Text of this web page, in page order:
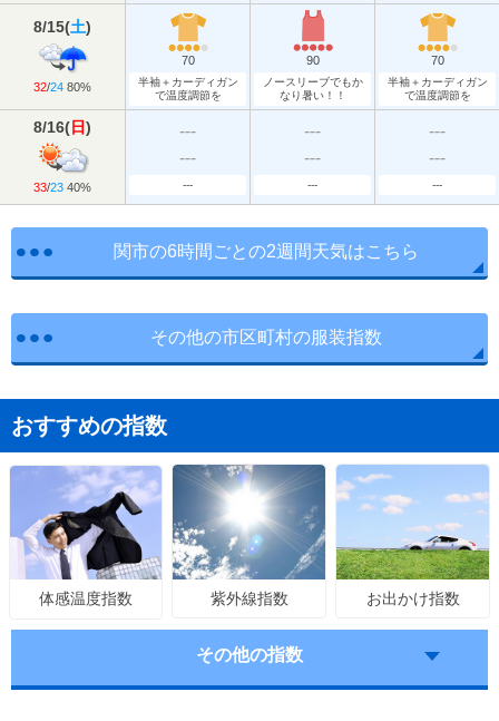
8/15(土)
32/24 80%
70
半袖＋カーディガン
で温度調節を
90
ノースリーブでもか
なり暑い！！
70
半袖＋カーディガン
で温度調節を
8/16(日)
33/23 40%
---
---
---
---
---
---
---
---
---
関市の6時間ごとの2週間天気はこちら
その他の市区町村の服装指数
おすすめの指数
体感温度指数 紫外線指数 お出かけ指数
その他の指数